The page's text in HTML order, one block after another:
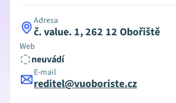
Adresa
č. value. 1, 262 12 Obořiště
Web
neuvádí
E-mail
reditel@vuoboriste.cz